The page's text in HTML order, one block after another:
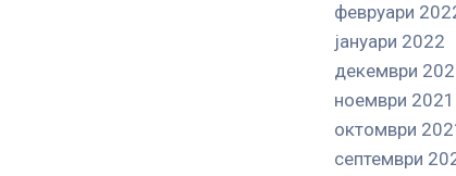
февруари
јануари 2022
декември
ноември 2021
октомври
септември